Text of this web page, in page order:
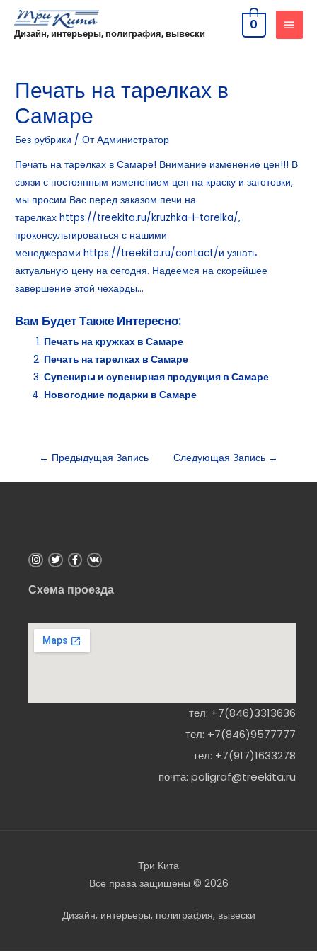
Дизайн, интерьеры, полиграфия, вывески
0
Печать на тарелках в
Самаре
Без рубрики / От Администратор
Печать на тарелках в Самаре! Внимание изменение цен!!! В
связи с постоянным изменением цен на краску и заготовки,
мы просим Вас перед заказом печи на
тарелкахhttps://treekita.ru/kruzhka-i-tarelka/,
проконсультироваться с нашими
менеджерамиhttps://treekita.ru/contact/и узнать
актуальную цену на сегодня. Надеемся на скорейшее
завершение этой чехарды…
Вам Будет Также Интересно:
Печать на кружках в Самаре
Печать на тарелках в Самаре
Сувениры и сувенирная продукция в Самаре
Новогодние подарки в Самаре
← Предыдущая Запись Следующая Запись →
Схема проезда
тел: +7(846)3313636
тел: +7(846)9577777
тел: +7(917)1633278
почта: poligraf@treekita.ru
Три Кита
Все права защищены © 2026
Дизайн, интерьеры, полиграфия, вывески